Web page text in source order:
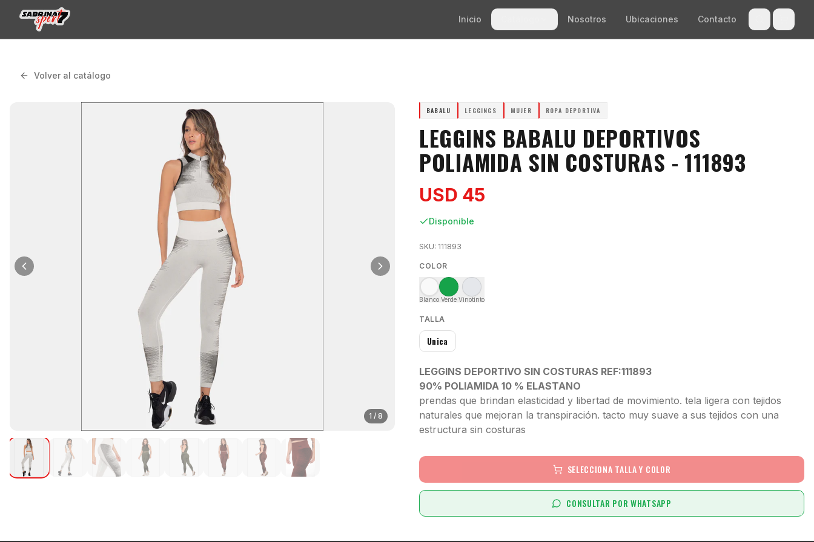
Inicio Nosotros Ubicaciones Contacto
Volver al catálogo
1 / 8
BABALU LEGGINGS MUJER ROPA DEPORTIVA
LEGGINS BABALU DEPORTIVOS
POLIAMIDA SIN COSTURAS - 111893
USD 45
Disponible
SKU: 111893
COLOR
Blanco Verde Vinotinto
TALLA
Unica
LEGGINS DEPORTIVO SIN COSTURAS REF:111893
90% POLIAMIDA 10 % ELASTANO
prendas que brindan elasticidad y libertad de movimiento. tela ligera con tejidos
naturales que mejoran la transpiración. tacto muy suave a sus tejidos con una
estructura sin costuras
SELECCIONA TALLA Y COLOR
CONSULTAR POR WHATSAPP